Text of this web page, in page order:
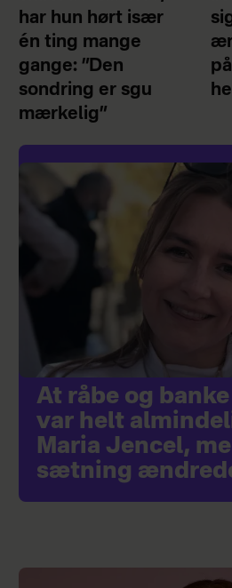
har hun hørt især
én ting mange
gange: ”Den
sondring er sgu
mærkelig”
At råbe og
var helt
Maria Jencel,
sætning